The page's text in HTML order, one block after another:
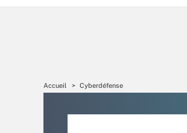
Accueil Cyberdéfense